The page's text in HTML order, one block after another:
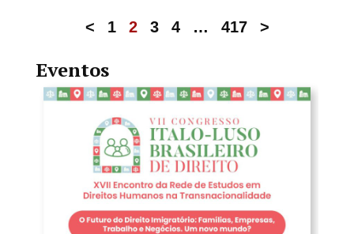
< 1 2 3 4 … 417 >
Eventos